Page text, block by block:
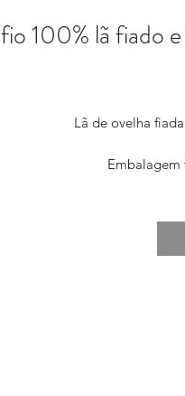
fio 100% lã fiado
Lã de ovelha